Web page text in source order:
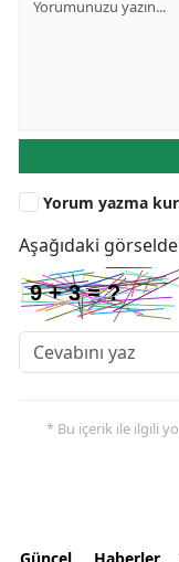
Yorum yazma
Aşağıdaki
* Bu içerik ile ilgili